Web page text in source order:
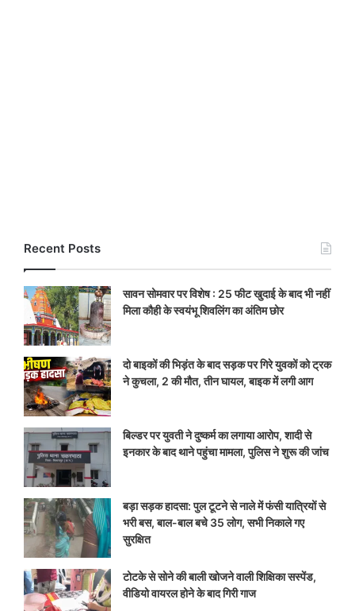
Recent Posts
सावन सोमवार पर विशेष : 25 फीट खुदाई के बाद भी नहीं
मिला कौही के स्वयंभू शिवलिंग का अंतिम छोर
दो बाइकों की भिड़ंत के बाद सड़क पर गिरे युवकों को ट्रक
ने कुचला, 2 की मौत, तीन घायल, बाइक में लगी आग
बिल्डर पर युवती ने दुष्कर्म का लगाया आरोप, शादी से
इनकार के बाद थाने पहुंचा मामला, पुलिस ने शुरू की जांच
बड़ा सड़क हादसा: पुल टूटने से नाले में फंसी यात्रियों से
भरी बस, बाल-बाल बचे 35 लोग, सभी निकाले गए
सुरक्षित
टोटके से सोने की बाली खोजने वाली शिक्षिका सस्पेंड,
वीडियो वायरल होने के बाद गिरी गाज